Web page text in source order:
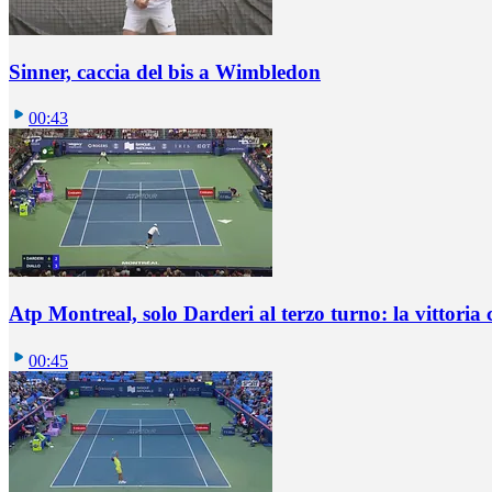
Sinner, caccia del bis a Wimbledon
00:43
Atp Montreal, solo Darderi al terzo turno: la vittoria
00:45